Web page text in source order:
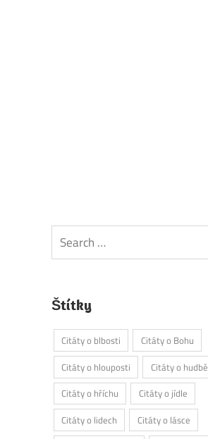
Štítky
Citáty o blbosti
Citáty o Bohu
Citáty o hlouposti
Citáty o hudbě
Citáty o hříchu
Citáty o jídle
Citáty o lidech
Citáty o lásce